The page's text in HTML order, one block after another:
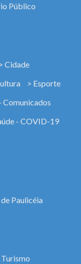
Público
> Cidade
> Esporte
Comunicados
- COVID-19
Paulicéia
Turismo